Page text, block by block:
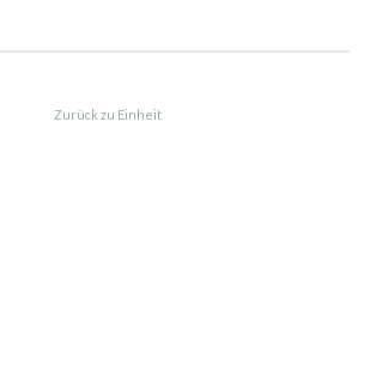
Zurück zu Einheit